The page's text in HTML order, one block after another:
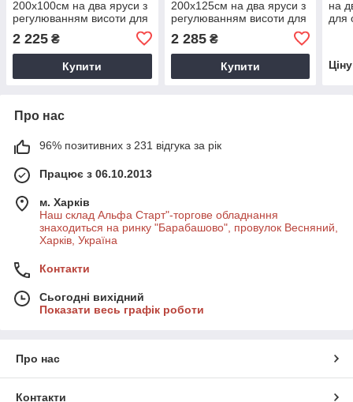
200х100см на два яруси з
регулюванням висоти для
2 225 ₴
Купити
200х125см на два яруси з
регулюванням висоти для
2 285₴
Купити
на
для
Про нас
96% позитивних з 231 відгука за рік
Працює з 06.10.2013
м. Харків
Наш склад Альфа Старт"-торгове обладнання
знаходиться на ринку "Барабашово", провулок Весняний,
Харків, Україна
Контакти
Сьогодні вихідний
Показати весь графік роботи
Про нас
Контакти